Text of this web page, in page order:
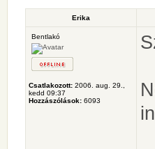
Erika
Bentlakó
Csatlakozott: 2006. aug. 29.,
kedd 09:37
Hozzászólások: 6093